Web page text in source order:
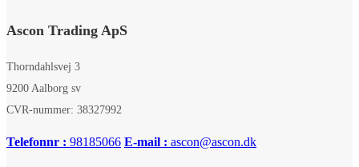
Ascon Trading ApS
Thorndahlsvej 3
9200 Aalborg sv
CVR-nummer: 38327992
Telefonnr : 98185066 E-mail : ascon@ascon.dk